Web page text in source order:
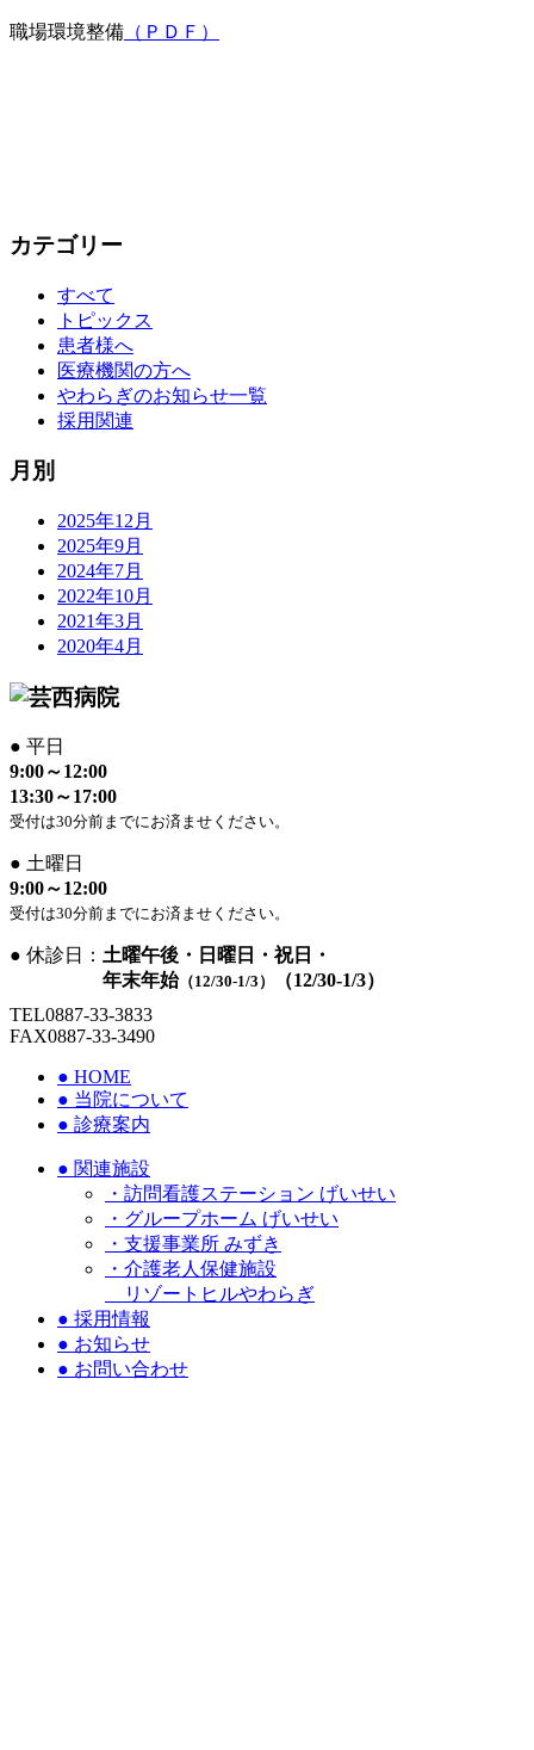
職場環境整備 （ＰＤＦ）
カテゴリー
すべて
トピックス
患者様へ
医療機関の方へ
やわらぎのお知らせ一覧
採用関連
月別
2025年12月
2025年9月
2024年7月
2022年10月
2021年3月
2020年4月
● 平日
9:00～12:00
13:30～17:00
受付は30分前までにお済ませください。
● 土曜日
9:00～12:00
受付は30分前までにお済ませください。
● 休診日： 土曜午後・日曜日・祝日・
年末年始（12/30-1/3）
（12/30-1/3）
TEL0887-33-3833
FAX0887-33-3490
● HOME
● 当院について
● 診療案内
● 関連施設
・訪問看護ステーション げいせい
・グループホーム げいせい
・支援事業所 みずき
・介護老人保健施設
リゾートヒルやわらぎ
● 採用情報
● お知らせ
● お問い合わせ